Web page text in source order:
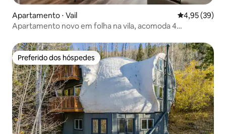
Apartamento ⋅ Vail 4,95 de uma
4,95 (39)
Apartamento novo em folha na vila, acomoda 4
Preferido dos hóspedes
Preferido dos hóspedes